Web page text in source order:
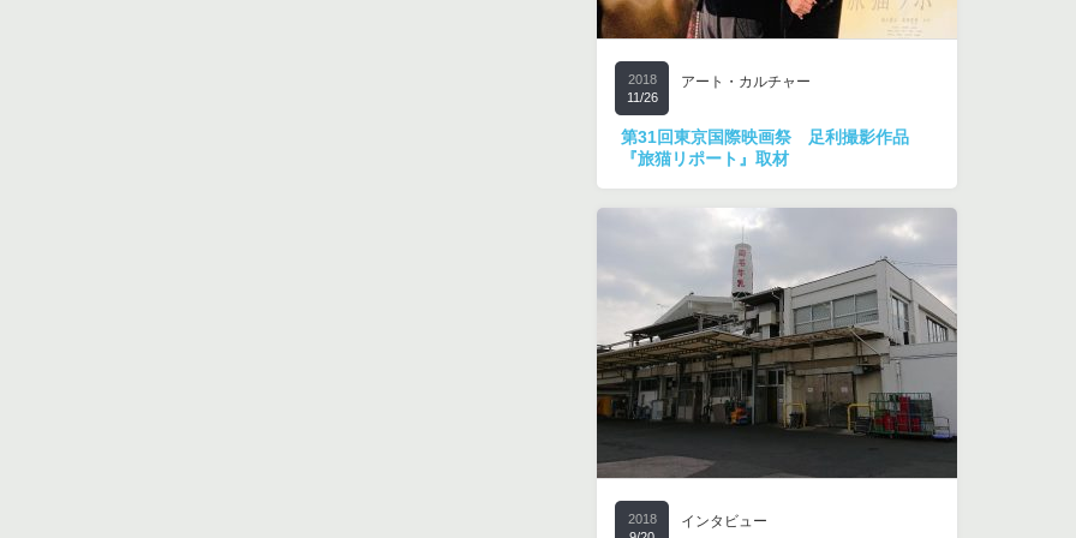
2018
11/26
アート・カルチャー
第31回東京国際映画祭 足利撮影作品
『旅猫リポート』取材
2018
インタビュー